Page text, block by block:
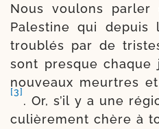
Nous vou­lons par­ler
Palestine qui depuis
trou­blés par de
sont presque chaque
nou­veaux meurtres
[3]
. Or, s’il y a une
cu­liè­re­ment chère à